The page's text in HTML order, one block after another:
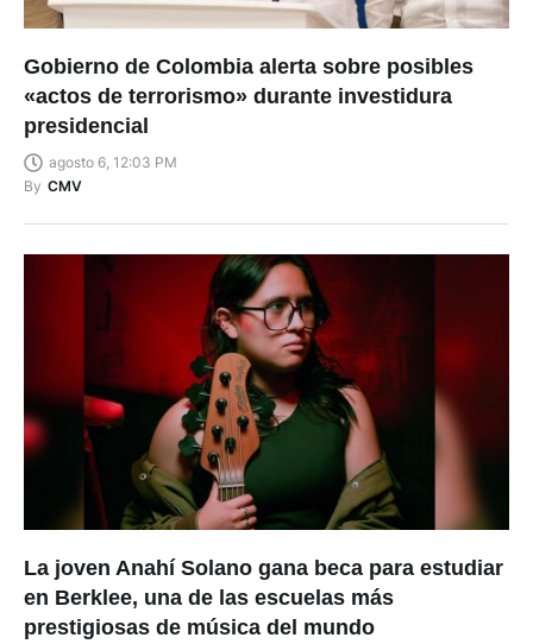
Gobierno de Colombia alerta sobre posibles
«actos de terrorismo» durante investidura
presidencial
agosto 6, 12:03 PM
By CMV
La joven Anahí Solano gana beca para estudiar
en Berklee, una de las escuelas más
prestigiosas de música del mundo